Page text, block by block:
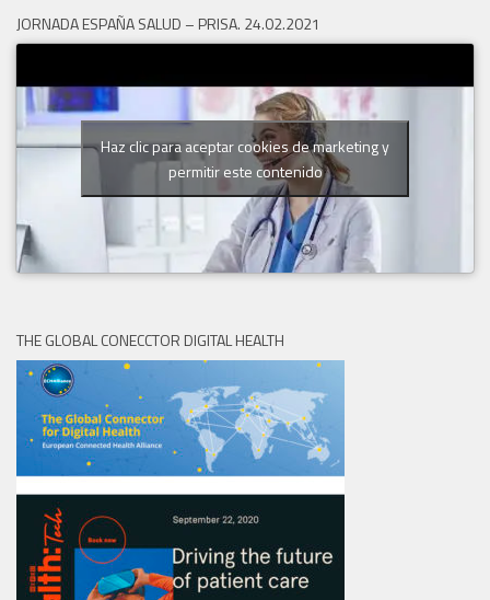
JORNADA ESPAÑA SALUD – PRISA. 24.02.2021
Haz clic para aceptar cookies de marketing y
permitir este contenido
THE GLOBAL CONECCTOR DIGITAL HEALTH